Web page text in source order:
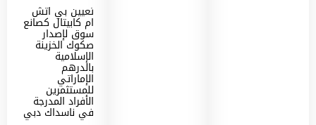
تعيين بي اتش
ام كابيتال كصانع
سوق لإصدار
صكوك الخزينة
الإسلامية
بالدرهم
الإماراتي
للمستثمرين
الأفراد المدرجة
في ناسداك دبي